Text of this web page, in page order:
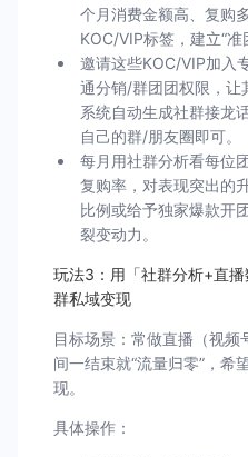
个月消费金额高、复购
KOC/VIP标签，建立“准
邀请这些KOC/VIP加入
通分销/群团团权限，让
系统自动生成社群接龙
自己的群/朋友圈即可。
每月用社群分析看每位
复购率，对表现突出的
比例或给予独家爆款开
裂变动力。
玩法3：用「社群分析+直
群私域变现
目标场景：常做直播（视
间一结束就“流量归零”，希
现。
具体操作：